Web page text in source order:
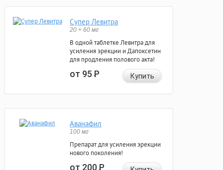
Супер Левитра
20 + 60 мг
В одной таблетке Левитра для
усиления эрекции и Дапоксетин
для продления полового акта!
от 95Р Купить
Аванафил
100 мг
Препарат для усиления эрекции
нового поколения!
от 200Р